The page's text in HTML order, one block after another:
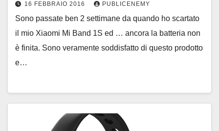
16 FEBBRAIO 2016 PUBLICENEMY
Sono passate ben 2 settimane da quando ho scartato
il mio Xiaomi Mi Band 1S ed … ancora la batteria non
è finita. Sono veramente soddisfatto di questo prodotto
e…